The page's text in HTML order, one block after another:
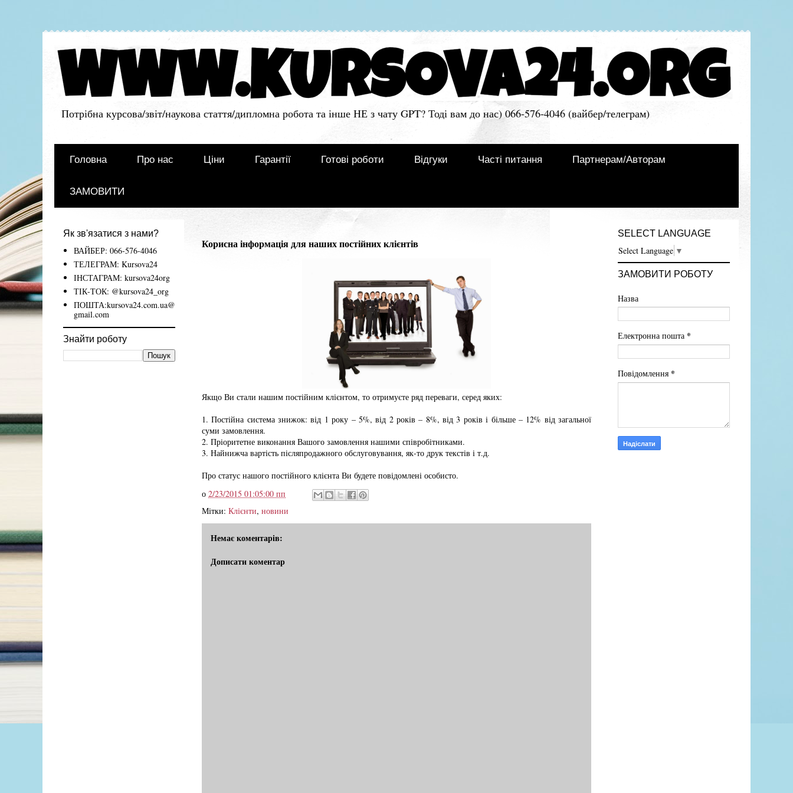
Потрібна курсова/звіт/наукова стаття/дипломна робота та інше НЕ з чату GPT? Тоді вам до нас) 066-576-4046 (вайбер/телеграм)
Головна Про нас Ціни Гарантії Готові роботи Відгуки Часті питання Партнерам/Авторам
ЗАМОВИТИ
Корисна інформація для наших постійних клієнтів
Якщо Ви стали нашим постійним клієнтом, то отримуєте ряд переваги, серед яких:
1. Постійна система знижок: від 1 року – 5%, від 2 років – 8%, від 3 років і більше – 12% від загальної
суми замовлення.
2. Пріоритетне виконання Вашого замовлення нашими співробітниками.
3. Найнижча вартість післяпродажного обслуговування, як-то друк текстів і т.д.
Про статус нашого постійного клієнта Ви будете повідомлені особисто.
о 2/23/2015 01:05:00 пп
Мітки: Клієнти, новини
Немає коментарів:
Дописати коментар
Як зв'язатися з нами?
ВАЙБЕР: 066-576-4046
ТЕЛЕГРАМ: Kursova24
ІНСТАГРАМ: kursova24org
ТІК-ТОК: @kursova24_org
ПОШТА:kursova24.com.ua@
gmail.com
Знайти роботу
SELECT LANGUAGE
Select Language ▼
ЗАМОВИТИ РОБОТУ
Назва
Електронна пошта *
Повідомлення *